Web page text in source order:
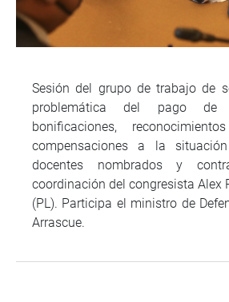
Sesión del grupo de trabajo de
problemática del pago de
bonificaciones,
compensaciones a la
docentes nombrados y
coordinación del congresista Alex
(PL). Participa el ministro de
Arrascue.